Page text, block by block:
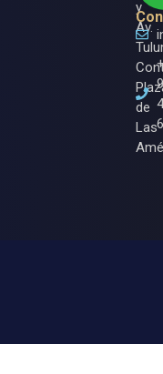
y
Av.
de
Las